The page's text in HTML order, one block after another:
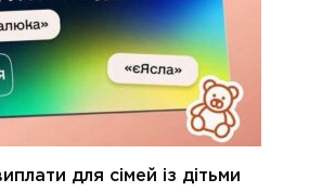
для сімей із дітьми